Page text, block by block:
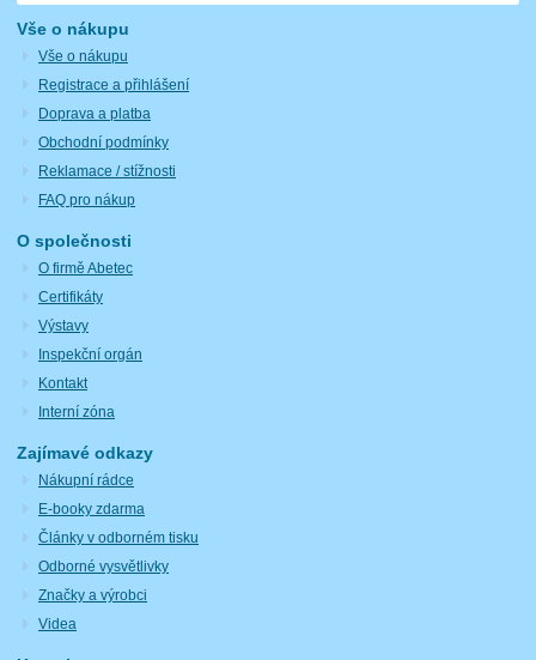
Vše o nákupu
Vše o nákupu
Registrace a přihlášení
Doprava a platba
Obchodní podmínky
Reklamace / stížnosti
FAQ pro nákup
O společnosti
O firmě Abetec
Certifikáty
Výstavy
Inspekční orgán
Kontakt
Interní zóna
Zajímavé odkazy
Nákupní rádce
E-booky zdarma
Články v odborném tisku
Odborné vysvětlivky
Značky a výrobci
Videa